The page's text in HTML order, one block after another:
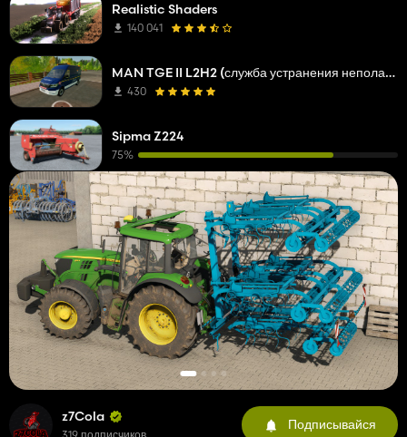
z7Cola
Подписывайся
Realistic Shaders
140 041
MAN TGE II L2H2 (служба устранения неполадок сетевой компании)
430
Sipma Z224
75%